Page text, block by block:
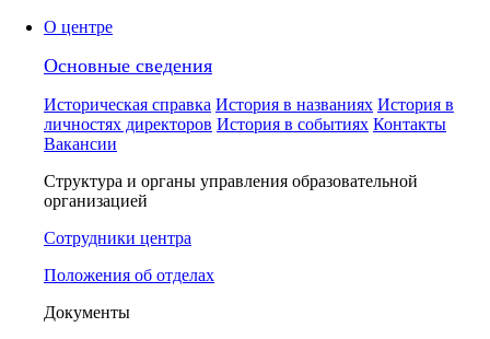
О центре
Основные сведения
Историческая справка История в названиях История в
личностях директоров История в событиях Контакты
Вакансии
Структура и органы управления образовательной
организацией
Сотрудники центра
Положения об отделах
Документы